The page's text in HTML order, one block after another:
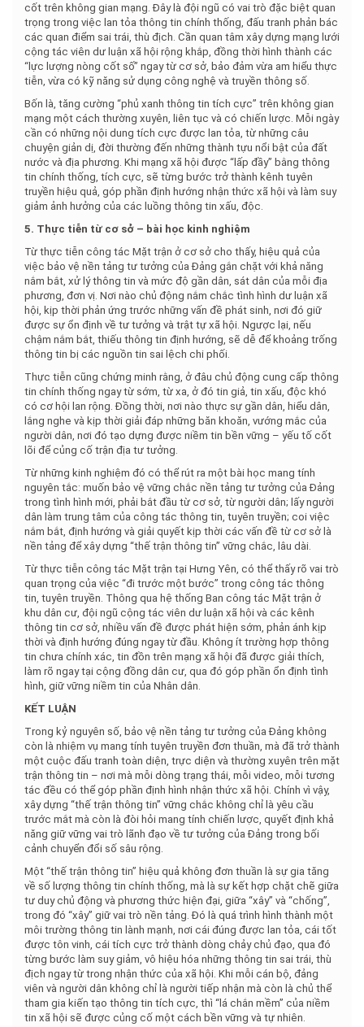
cốt trên không gian mạng. Đây là đội ngũ có vai trò đặc biệt quan
trọng trong việc lan tỏa thông tin chính thống, đấu tranh phản bác
các quan điểm sai trái, thù địch. Cần quan tâm xây dựng mạng lưới
cộng tác viên dư luận xã hội rộng khắp, đồng thời hình thành các
“lực lượng nòng cốt số” ngay từ cơ sở, bảo đảm vừa am hiểu thực
tiễn, vừa có kỹ năng sử dụng công nghệ và truyền thông số.
Bốn là, tăng cường “phủ xanh thông tin tích cực” trên không gian
mạng một cách thường xuyên, liên tục và có chiến lược. Mỗi ngày
cần có những nội dung tích cực được lan tỏa, từ những câu
chuyện giản dị, đời thường đến những thành tựu nổi bật của đất
nước và địa phương. Khi mạng xã hội được “lấp đầy” bằng thông
tin chính thống, tích cực, sẽ từng bước trở thành kênh tuyên
truyền hiệu quả, góp phần định hướng nhận thức xã hội và làm suy
giảm ảnh hưởng của các luồng thông tin xấu, độc.
5. Thực tiễn từ cơ sở – bài học kinh nghiệm
Từ thực tiễn công tác Mặt trận ở cơ sở cho thấy, hiệu quả của
việc bảo vệ nền tảng tư tưởng của Đảng gắn chặt với khả năng
nắm bắt, xử lý thông tin và mức độ gần dân, sát dân của mỗi địa
phương, đơn vị. Nơi nào chủ động nắm chắc tình hình dư luận xã
hội, kịp thời phản ứng trước những vấn đề phát sinh, nơi đó giữ
được sự ổn định về tư tưởng và trật tự xã hội. Ngược lại, nếu
chậm nắm bắt, thiếu thông tin định hướng, sẽ dễ để khoảng trống
thông tin bị các nguồn tin sai lệch chi phối.
Thực tiễn cũng chứng minh rằng, ở đâu chủ động cung cấp thông
tin chính thống ngay từ sớm, từ xa, ở đó tin giả, tin xấu, độc khó
có cơ hội lan rộng. Đồng thời, nơi nào thực sự gần dân, hiểu dân,
lắng nghe và kịp thời giải đáp những băn khoăn, vướng mắc của
người dân, nơi đó tạo dựng được niềm tin bền vững – yếu tố cốt
lõi để củng cố trận địa tư tưởng.
Từ những kinh nghiệm đó có thể rút ra một bài học mang tính
nguyên tắc: muốn bảo vệ vững chắc nền tảng tư tưởng của Đảng
trong tình hình mới, phải bắt đầu từ cơ sở, từ người dân; lấy người
dân làm trung tâm của công tác thông tin, tuyên truyền; coi việc
nắm bắt, định hướng và giải quyết kịp thời các vấn đề từ cơ sở là
nền tảng để xây dựng “thế trận thông tin” vững chắc, lâu dài.
Từ thực tiễn công tác Mặt trận tại Hưng Yên, có thể thấy rõ vai trò
quan trọng của việc “đi trước một bước” trong công tác thông
tin, tuyên truyền. Thông qua hệ thống Ban công tác Mặt trận ở
khu dân cư, đội ngũ cộng tác viên dư luận xã hội và các kênh
thông tin cơ sở, nhiều vấn đề được phát hiện sớm, phản ánh kịp
thời và định hướng đúng ngay từ đầu. Không ít trường hợp thông
tin chưa chính xác, tin đồn trên mạng xã hội đã được giải thích,
làm rõ ngay tại cộng đồng dân cư, qua đó góp phần ổn định tình
hình, giữ vững niềm tin của Nhân dân.
KẾT LUẬN
Trong kỷ nguyên số, bảo vệ nền tảng tư tưởng của Đảng không
còn là nhiệm vụ mang tính tuyên truyền đơn thuần, mà đã trở thành
một cuộc đấu tranh toàn diện, trực diện và thường xuyên trên mặt
trận thông tin – nơi mà mỗi dòng trạng thái, mỗi video, mỗi tương
tác đều có thể góp phần định hình nhận thức xã hội. Chính vì vậy,
xây dựng “thế trận thông tin” vững chắc không chỉ là yêu cầu
trước mắt mà còn là đòi hỏi mang tính chiến lược, quyết định khả
năng giữ vững vai trò lãnh đạo về tư tưởng của Đảng trong bối
cảnh chuyển đổi số sâu rộng.
Một “thế trận thông tin” hiệu quả không đơn thuần là sự gia tăng
về số lượng thông tin chính thống, mà là sự kết hợp chặt chẽ giữa
tư duy chủ động và phương thức hiện đại, giữa “xây” và “chống”,
trong đó “xây” giữ vai trò nền tảng. Đó là quá trình hình thành một
môi trường thông tin lành mạnh, nơi cái đúng được lan tỏa, cái tốt
được tôn vinh, cái tích cực trở thành dòng chảy chủ đạo, qua đó
từng bước làm suy giảm, vô hiệu hóa những thông tin sai trái, thù
địch ngay từ trong nhận thức của xã hội. Khi mỗi cán bộ, đảng
viên và người dân không chỉ là người tiếp nhận mà còn là chủ thể
tham gia kiến tạo thông tin tích cực, thì “lá chắn mềm” của niềm
tin xã hội sẽ được củng cố một cách bền vững và tự nhiên.